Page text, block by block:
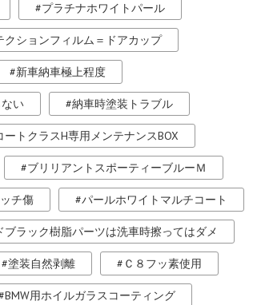
プラチナホワイトパール
クションフィルム＝ドアカップ
新車納車極上程度
い 納車時塗装トラブル
ートクラスH専用メンテナンスBOX
ブリリアントスポーティーブルーＭ
チ傷 パールホワイトマルチコート
ブラック樹脂パーツは洗車時擦ってはダメ
塗装自然剥離 Ｃ８フッ素使用
BMW用ホイルガラスコーティング